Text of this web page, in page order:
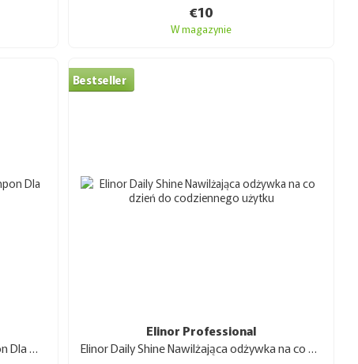
podejścia, innowacyjnych technologii i troski o
które zaspokoją potrzeby zarówno
zasługuje na uwagę wszystkich, którzy cenią
Europy.
€10
W magazynie
Szampon dla mężczyzn Elinor Szampon Dla Mężczyzn 1 l
Bestseller
Elinor Professional
Elinor Daily Shine Nawilżająca odżywka na co dzień do codziennego użytku 1,5 l